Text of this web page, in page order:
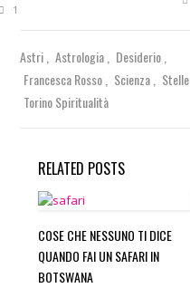
1
Astri Astrologia
Desiderio
Francesca Rosso
Scienza
Stelle
Torino Spiritualità
RELATED POSTS
COSE CHE NESSUNO TI DICE
QUANDO FAI UN SAFARI IN
BOTSWANA